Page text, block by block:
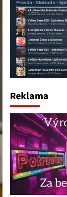
Reklama